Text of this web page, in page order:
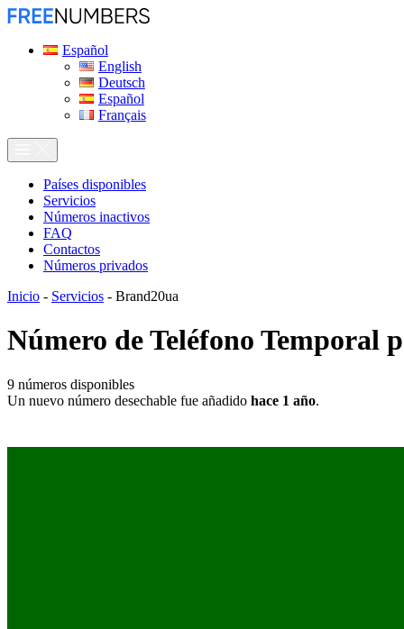
Español
English
Deutsch
Español
Français
Países disponibles
Servicios
Números inactivos
FAQ
Contactos
Números privados
Inicio - Servicios - Brand20ua
Número de Teléfono Temporal
9 números disponibles
Un nuevo número desechable fue añadido hace 1 año.